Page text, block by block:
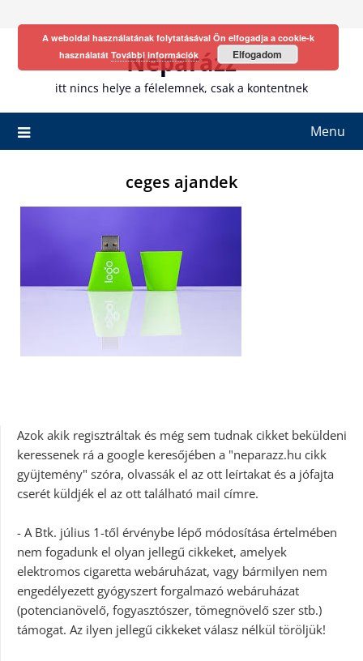
Neparázz
itt nincs helye a félelemnek, csak a kontentnek
Menu
ceges ajandek
Azok akik regisztráltak és még sem tudnak cikket beküldeni
keressenek rá a google keresőjében a "neparazz.hu cikk
gyüjtemény" szóra, olvassák el az ott leírtakat és a jófajta
cserét küldjék el az ott található mail címre.
- A Btk. július 1-től érvénybe lépő módosítása értelmében
nem fogadunk el olyan jellegű cikkeket, amelyek
elektromos cigaretta webáruházat, vagy bármilyen nem
engedélyezett gyógyszert forgalmazó webáruházat
(potencianövelő, fogyasztószer, tömegnövelő szer stb.)
támogat. Az ilyen jellegű cikkeket válasz nélkül töröljük!
A weboldal használatának folytatásával Ön elfogadja a cookie-k
használatát További információk Elfogadom